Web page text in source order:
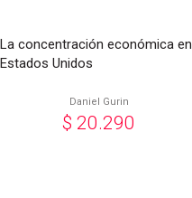
La concentración económica en
Estados Unidos
Daniel Gurin
$ 20.290